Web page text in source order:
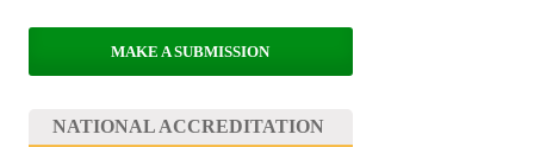
MAKE A SUBMISSION
NATIONAL ACCREDITATION